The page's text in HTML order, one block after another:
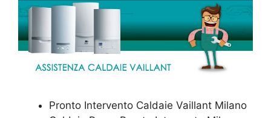
Pronto Intervento Caldaie Vaillant Milano